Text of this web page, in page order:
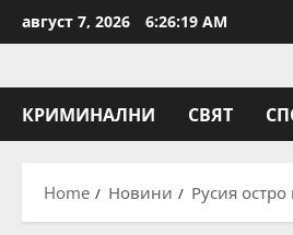
to
август 7, 2026 6:26:20 AM
КРИМИНАЛНИ СВЯТ
Home Новини Русия